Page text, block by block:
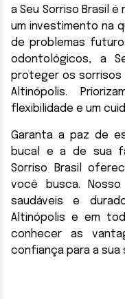
a Seu Sorriso Brasil é
um investimento na
de problemas
odontológicos, a
proteger os sorrisos
Altinópolis.
flexibilidade e um
Garanta a paz de
bucal e a de sua
Sorriso Brasil
você busca.
saudáveis e
Altinópolis e em
conhecer as
confiança para a sua